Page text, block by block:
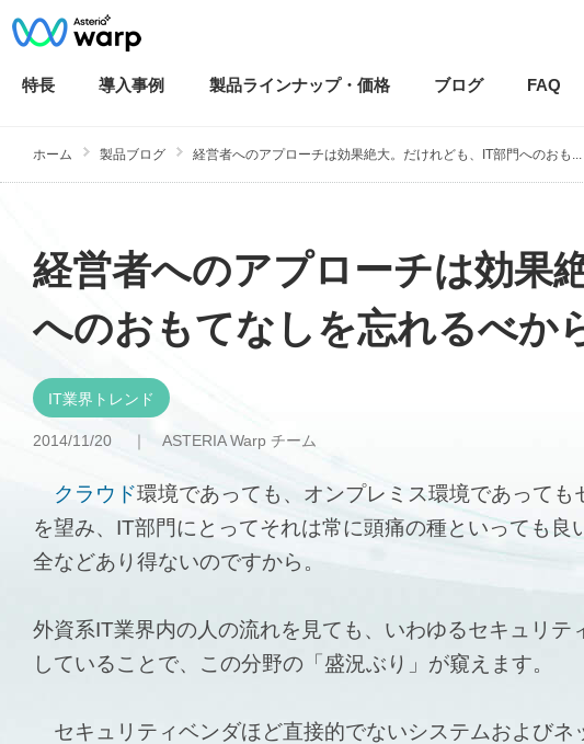
特長 導入事例 製品ラインナップ・ 価格 ブログ FAQ
ホーム 製品ブログ 経営者へのアプローチは効果絶大。だけれども、IT部門へのおも...
経営者へのアプローチは効果
へのおもてなしを忘れるべか
IT業界トレンド
2014/11/20 ｜ ASTERIA Warp チーム
クラウド環境であっても、オンプレミス環境であって
を望み、IT部門にとってそれは常に頭痛の種といっても
全などあり得ないのですから。
外資系IT業界内の人の流れを見ても、いわゆるセキュリ
していることで、この分野の「盛況ぶり」が窺えます。
セキュリティベンダほど直接的でないシステムおよびネ